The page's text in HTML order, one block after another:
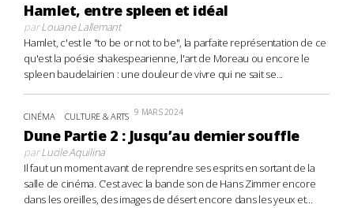
Hamlet, entre spleen et idéal
parLouane Lallemant
Hamlet, c'est le "to be or not to be", la parfaite représentation de ce
qu'est la poésie shakespearienne, l'art de Moreau ou encore le
spleen baudelairien : une douleur de vivre qui ne sait se...
CINÉMA CULTURE & ARTS 9 MARS 2024
Dune Partie 2 : Jusqu’au dernier souffle
parLucile Aquilina
Il faut un moment avant de reprendre ses esprits en sortant de la
salle de cinéma. C’est avec la bande son de Hans Zimmer encore
dans les oreilles, des images de désert encore dans les yeux et...